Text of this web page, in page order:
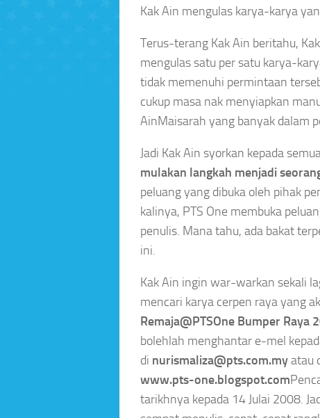
Kak Ain mengulas karya-karya
Terus-terang Kak Ain beritahu,
mengulas satu per satu karya-
tidak memenuhi permintaan
cukup masa nak menyiapkan
AinMaisarah yang banyak dalam
Jadi Kak Ain syorkan kepada
mulakan langkah menjadi
peluang yang dibuka oleh pihak
kalinya, PTS One membuka
penulis. Mana tahu, ada bakat
ini.
Kak Ain ingin war-warkan sekali
mencari karya cerpen raya yang
Remaja@PTSOne Bumper Raya
bolehlah menghantar e-mel
di nurismaliza@pts.com.myatau
www.pts-one.blogspot.com
tarikhnya kepada 14 Julai 2008.